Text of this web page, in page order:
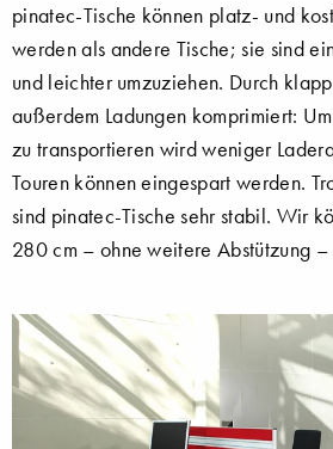
pinatec-Tische können platz- und
werden als andere Tische; sie sind
und leichter umzuziehen. Durch
außerdem Ladungen komprimiert:
zu transportieren wird weniger
Touren können eingespart werden.
sind pinatec-Tische sehr stabil. Wir
280 cm – ohne weitere Abstützung